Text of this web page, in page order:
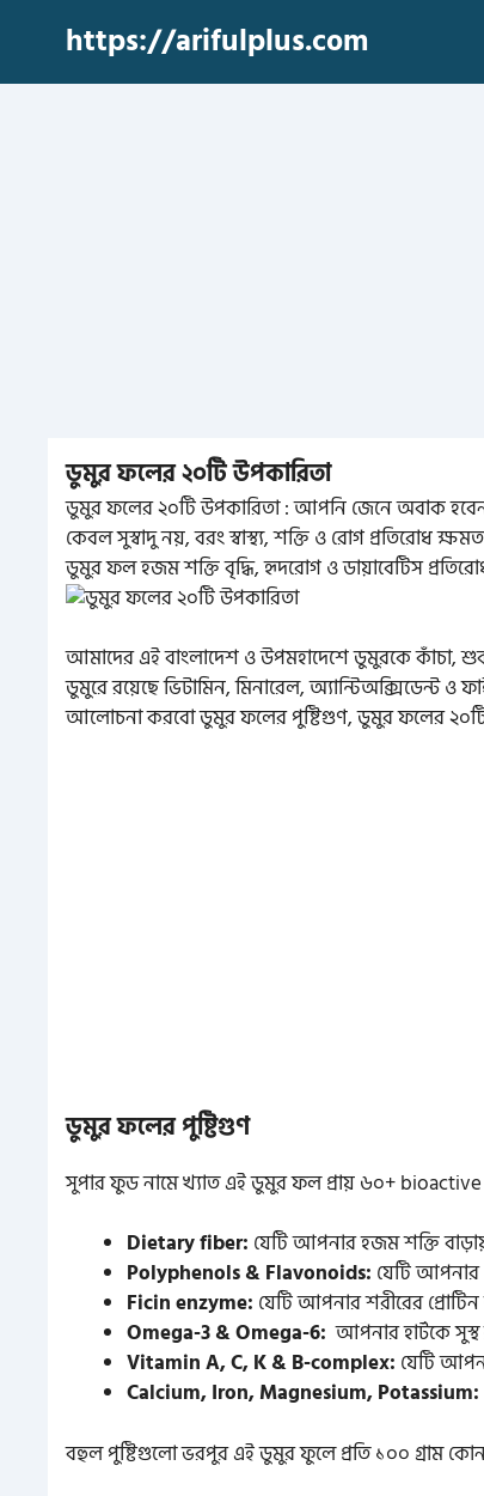
https://arifulplus.com
ডুমুর ফলের ২০টি উপকারিতা
ডুমুর ফলের ২০টি উপকারিতা : আপনি জেনে অবাক
কেবল সুস্বাদু নয়, বরং স্বাস্থ্য, শক্তি ও রোগ প্রতিরোধ
ডুমুর ফল হজম শক্তি বৃদ্ধি, হৃদরোগ ও ডায়াবেটিস প্রতিরোধ
আমাদের এই বাংলাদেশ ও উপমহাদেশে ডুমুরকে কাঁচা,
ডুমুরে রয়েছে ভিটামিন, মিনারেল, অ্যান্টিঅক্সিডেন্ট ও
আলোচনা করবো ডুমুর ফলের পুষ্টিগুণ, ডুমুর ফলের ২০টি
ডুমুর ফলের পুষ্টিগুণ
সুপার ফুড নামে খ্যাত এই ডুমুর ফল প্রায় ৬০+
Dietary fiber: যেটি আপনার হজম শক্তি
Polyphenols & Flavonoids: যেটি আপনার
Ficin enzyme: যেটি আপনার শরীরের প্রোটিন
Omega-3 & Omega-6: আপনার হার্টকে সুস্থ
Vitamin A, C, K & B-complex: যেটি
Calcium, Iron, Magnesium, Potassium:
বহুল পুষ্টিগুলো ভরপুর এই ডুমুর ফুলে প্রতি ১০০ গ্রাম কোন